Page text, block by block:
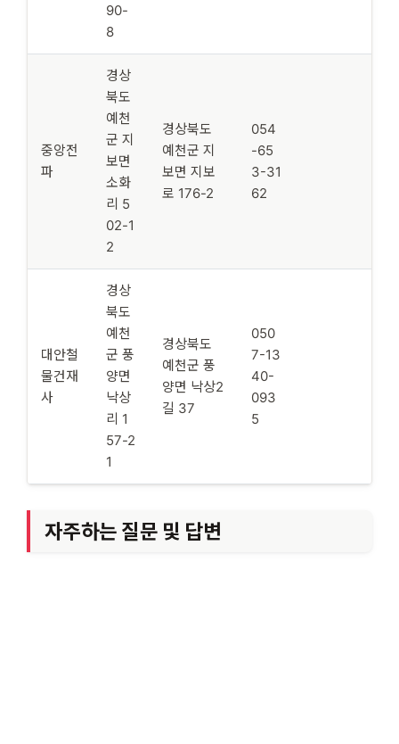
90-
8
중앙전
파
경상
북도
예천
군 지
보면
소화
리 5
02-1
2
경상북도
예천군 지
보면 지보
로 176-2
054
-65
3-31
62
대안철
물건재
사
경상
북도
예천
군 풍
양면
낙상
리 1
57-2
1
경상북도
예천군 풍
양면 낙상2
길 37
050
7-13
40-
093
5
자주하는 질문 및 답변